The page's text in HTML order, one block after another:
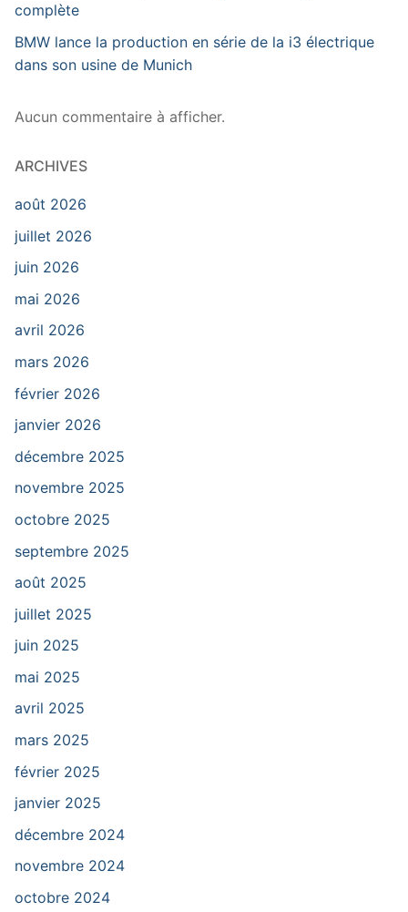
complète
BMW lance la production en série de la i3 électrique
dans son usine de Munich
Aucun commentaire à afficher.
ARCHIVES
août 2026
juillet 2026
juin 2026
mai 2026
avril 2026
mars 2026
février 2026
janvier 2026
décembre 2025
novembre 2025
octobre 2025
septembre 2025
août 2025
juillet 2025
juin 2025
mai 2025
avril 2025
mars 2025
février 2025
janvier 2025
décembre 2024
novembre 2024
octobre 2024